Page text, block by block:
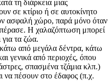
τη διάρκεια μιας
σε κτίριο ή σε αυτοκίνητο
ασφαλή χώρο, παρά μόνο όταν
πέρασε. Η χαλαζόπτωση μπορεί
για τα ζώα.
από μεγάλα δέντρα, κάτω
γενικά από περιοχές, όπου
σπασμένα τζάμια κλπ.)
να πέσουν στο έδαφος (π.χ.